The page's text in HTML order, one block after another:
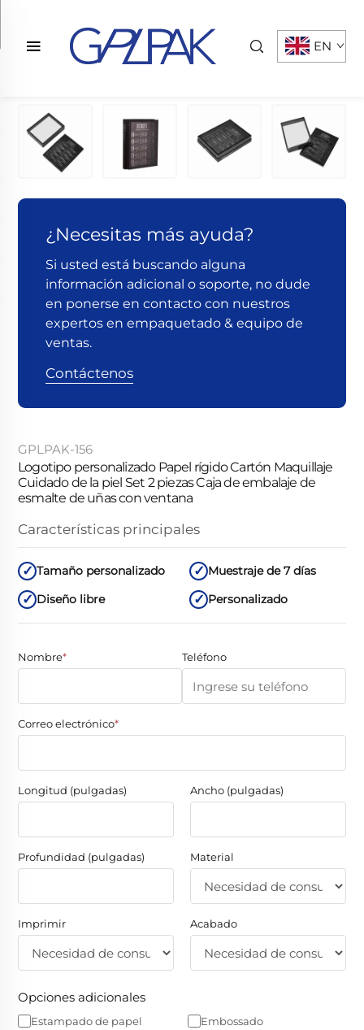
EN
¿Necesitas más ayuda?
Si usted está buscando alguna
información adicional o soporte, no dude
en ponerse en contacto con nuestros
expertos en empaquetado & equipo de
ventas.
Contáctenos
GPLPAK-156
Logotipo personalizado Papel rígido Cartón Maquillaje
Cuidado de la piel Set 2 piezas Caja de embalaje de
esmalte de uñas con ventana
Características principales
Tamaño personalizado
Muestraje de 7 días
Diseño libre
Personalizado
Nombre* Teléfono
Correo electrónico*
Longitud (pulgadas) Ancho (pulgadas)
Profundidad (pulgadas) Material
Imprimir Acabado
Opciones adicionales
Estampado de papel
Embossado